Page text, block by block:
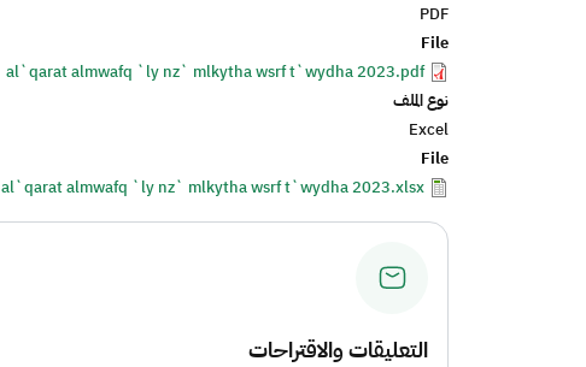
PDF
File
al`qarat almwafq `ly nz` mlkytha wsrf t`wydha 2023.pdf
نوع الملف
Excel
File
al`qarat almwafq `ly nz` mlkytha wsrf t`wydha 2023.xlsx
التعليقات والاقتراحات